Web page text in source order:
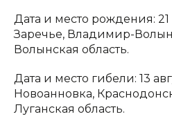
Дата и место рождения: 21
Заречье, Владимир-
Волынская область.
Дата и место гибели: 13
Новоанновка,
Луганская область.